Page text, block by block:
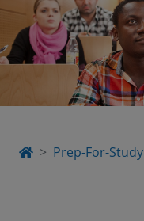
Prep-For-Study